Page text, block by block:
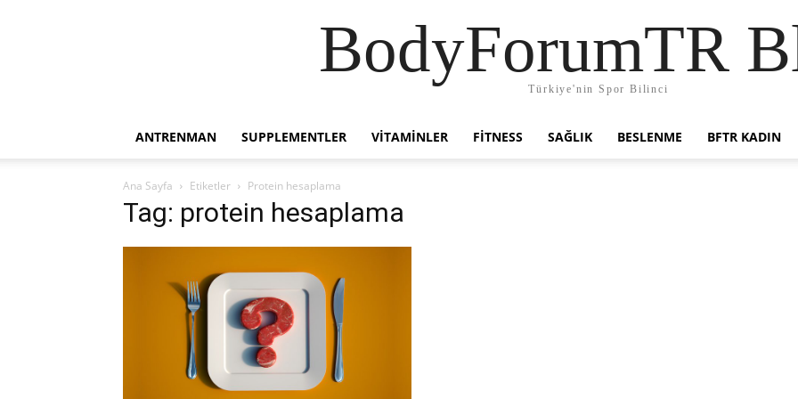
BodyForumTR
Türkiye'nin Spor Bilinci
ANTRENMAN SUPPLEMENTLER VITAMINLER FITNESS SAĞLIK BESLENME BFTR KADIN
Ana Sayfa Etiketler Protein hesaplama
Tag: protein hesaplama